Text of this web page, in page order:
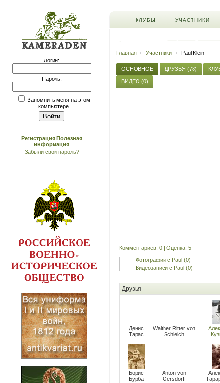
Логин:
Пароль:
Запомнить меня на этом
компьютере
Регистрация Полезная
информация
Забыли свой пароль?
КЛУБЫ УЧАСТНИКИ
Главная Участники Paul Klein
ОСНОВНОЕ ДРУЗЬЯ (78)
ВИДЕО (0)
Комментариев: 0 | Оценка: 5
Фотографии с Paul (0)
Видеозаписи с Paul (0)
Друзья
Денис
Тарас
Walther Ritter von
Schleich
Борис
Бурба
Anton von
Gersdorff